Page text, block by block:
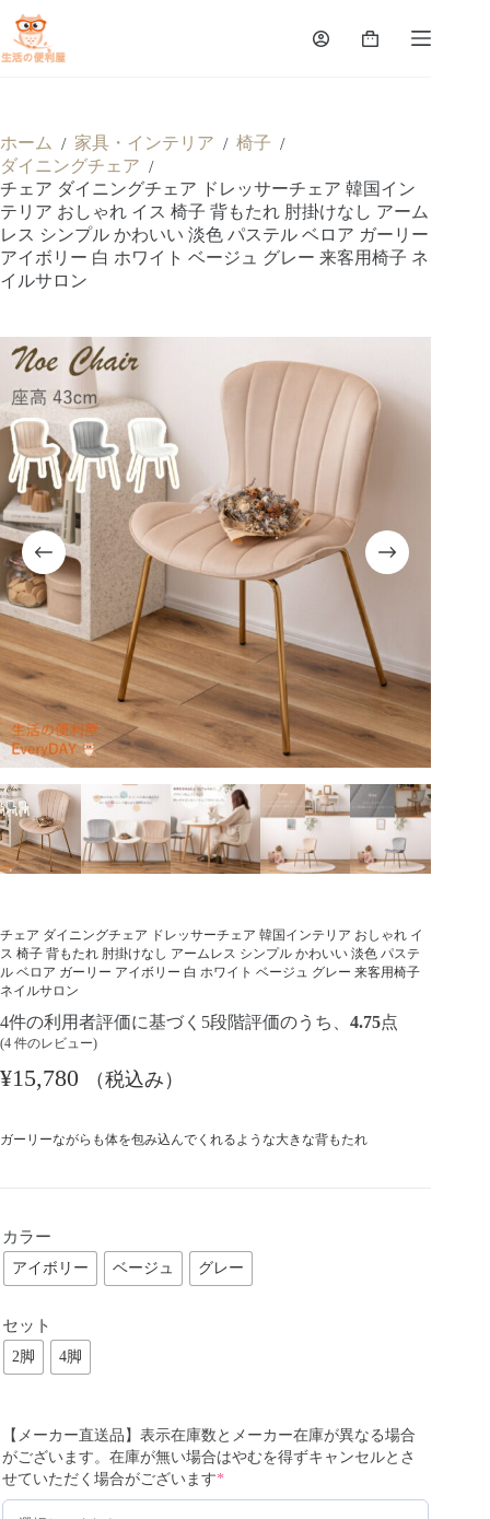
ホーム / 家具・インテリア / 椅子 /
ダイニングチェア /
チェア ダイニングチェア ドレッサーチェア 韓国イン
テリア おしゃれ イス 椅子 背もたれ 肘掛けなし アーム
レス シンプル かわいい 淡色 パステル ベロア ガーリー
アイボリー 白 ホワイト ベージュ グレー 来客用椅子 ネ
イルサロン
チェア ダイニングチェア ドレッサーチェア 韓国インテリア おしゃれ イ
ス 椅子 背もたれ 肘掛けなし アームレス シンプル かわいい 淡色 パステ
ル ベロア ガーリー アイボリー 白 ホワイト ベージュ グレー 来客用椅子
ネイルサロン
4件の利用者評価に基づく5段階評価のうち、 4.75点
(4 件のレビュー)
¥15,780 （税込み）
ガーリーながらも体を包み込んでくれるような大きな背もたれ
カラー
アイボリー ベージュ グレー
セット
2脚 4脚
【メーカー直送品】表示在庫数とメーカー在庫が異なる場合
がございます。在庫が無い場合はやむを得ずキャンセルとさ
せていただく場合がございます*